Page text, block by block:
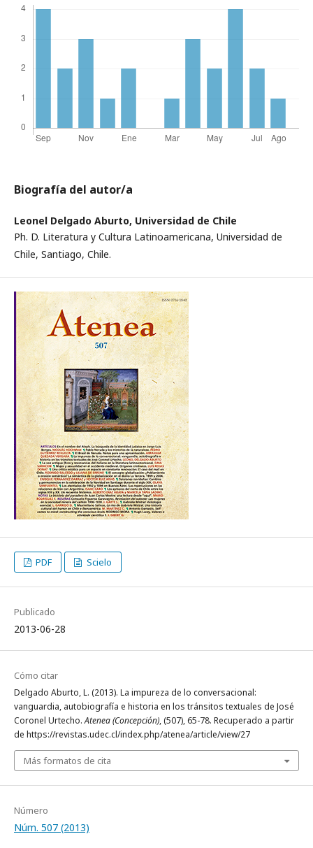
Biografía del autor/a
Leonel Delgado Aburto, Universidad de Chile
Ph. D. Literatura y Cultura Latinoamericana, Universidad de
Chile, Santiago, Chile.
PDF Scielo
Publicado
2013-06-28
Cómo citar
Delgado Aburto, L. (2013). La impureza de lo conversacional:
vanguardia, autobiografía e historia en los tránsitos textuales de José
Coronel Urtecho.Atenea (Concepción), (507), 65-78. Recuperado a partir
de https://revistas.udec.cl/index.php/atenea/article/view/27
Más formatos de cita
Número
Núm. 507 (2013)